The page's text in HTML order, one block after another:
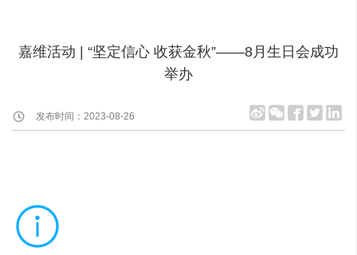
嘉维活动 | “坚定信心 收获金秋”——8月生日会成功
举办
发布时间：2023-08-26